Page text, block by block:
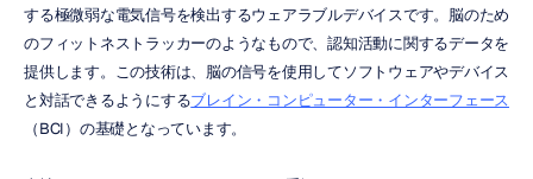
する極微弱な電気信号を検出するウェアラブルデバイスです。脳のため
のフィットネストラッカーのようなもので、認知活動に関するデータを
提供します。この技術は、脳の信号を使用してソフトウェアやデバイス
と対話できるようにするブレイン・コンピューター・インターフェース
（BCI）の基礎となっています。